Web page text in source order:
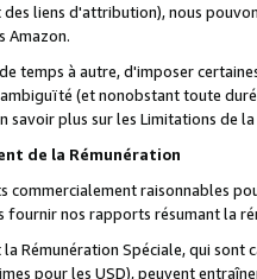
liens d'attribution), nous
Amazon.
temps à autre, d'imposer
(et nonobstant toute
savoir plus sur les Limitations de
de la Rémunération
raisonnables
fournir nos rapports résumant la
Rémunération Spéciale, qui
pour les USD), peuvent